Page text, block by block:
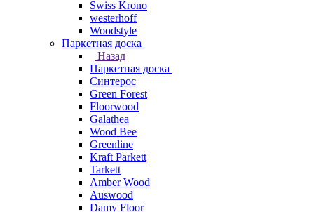
Swiss Krono
westerhoff
Woodstyle
Паркетная доска
Назад
Паркетная доска
Синтерос
Green Forest
Floorwood
Galathea
Wood Bee
Greenline
Kraft Parkett
Tarkett
Amber Wood
Auswood
Damy Floor